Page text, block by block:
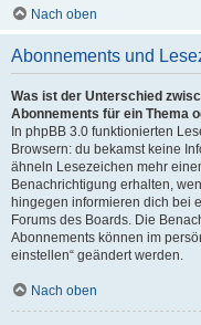
Nach oben
Abonnements und
Was ist der Unterschied
Abonnements für ein Thema
In phpBB 3.0 funktionierten
Browsern: du bekamst keine
ähneln Lesezeichen mehr
Benachrichtigung erhalten,
hingegen informieren dich bei
Forums des Boards. Die
Abonnements können im
einstellen“ geändert werden.
Nach oben